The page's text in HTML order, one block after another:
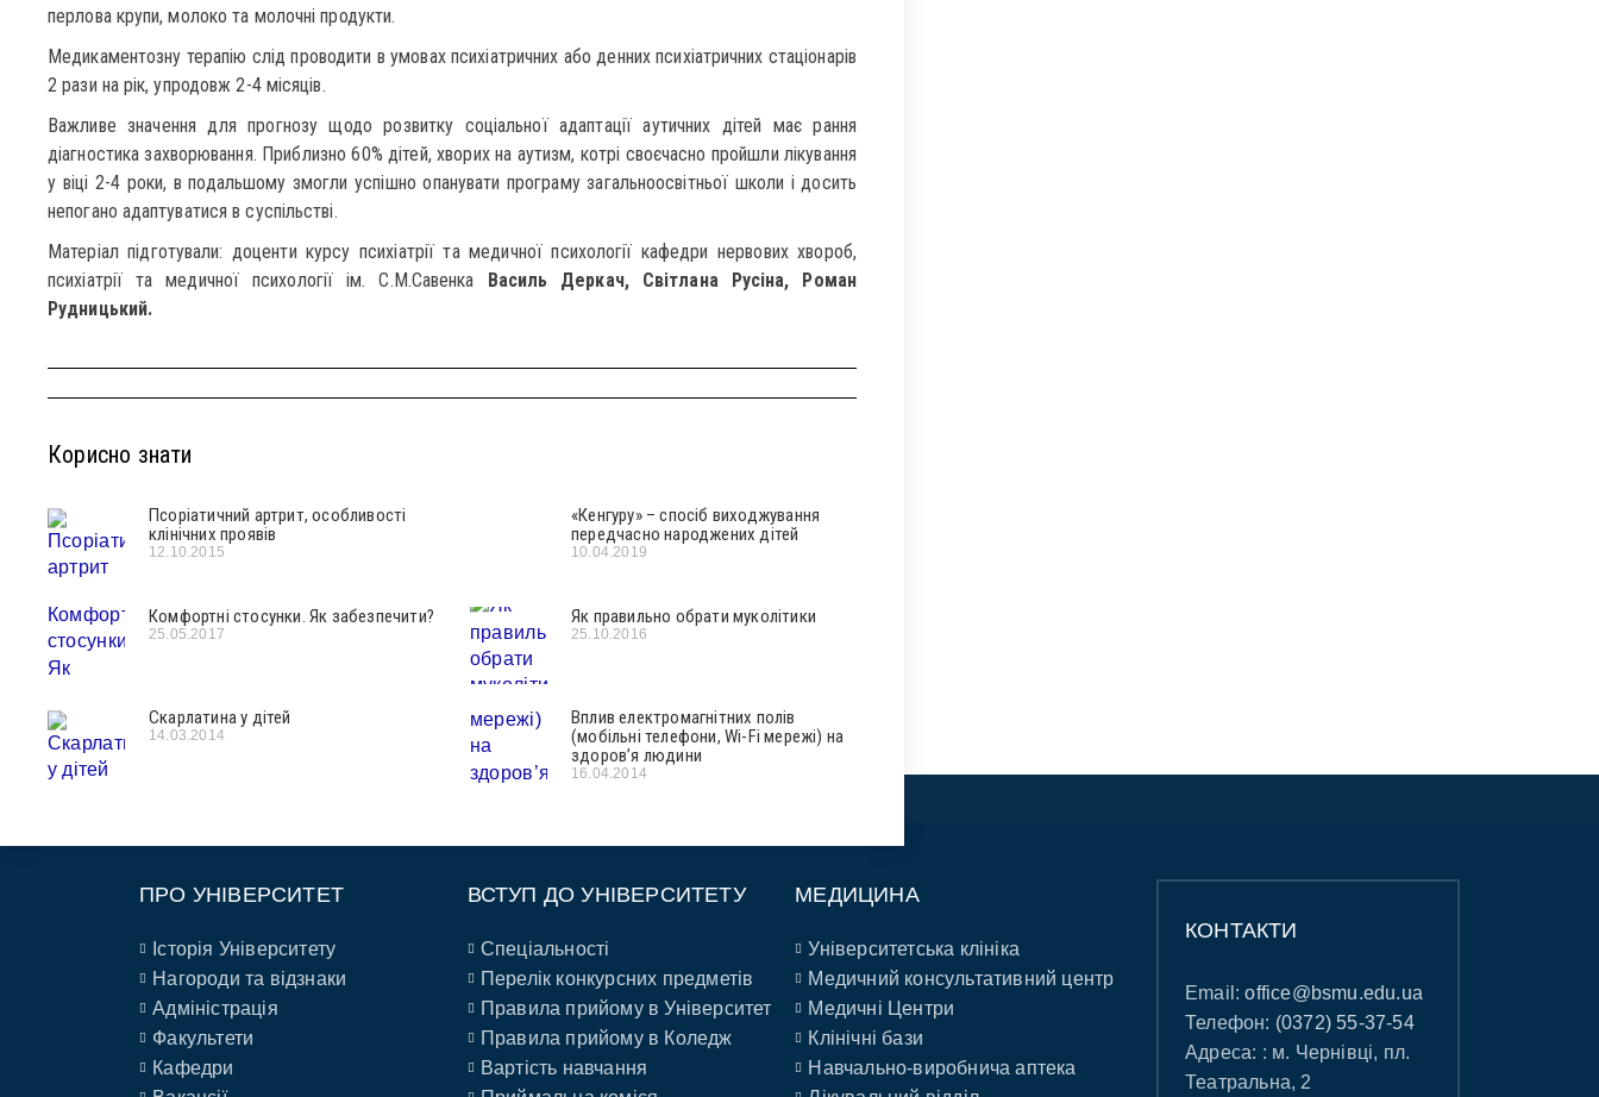
перлова крупи, молоко та молочні продукти.
Медикаментозну терапію слід проводити в умовах психіатричних або денних психіатричних стаціонарів
2 рази на рік, упродовж 2-4 місяців.
Важливе значення для прогнозу щодо розвитку соціальної адаптації аутичних дітей має рання
діагностика захворювання. Приблизно 60% дітей, хворих на аутизм, котрі своєчасно пройшли лікування
у віці 2-4 роки, в подальшому змогли успішно опанувати програму загальноосвітньої школи і досить
непогано адаптуватися в суспільстві.
Матеріал підготували: доценти курсу психіатрії та медичної психології кафедри нервових хвороб,
психіатрії та медичної психології ім. С.М.Савенка Василь Деркач, Світлана Русіна, Роман
Рудницький.
Корисно знати
Псоріатичний артрит, особливості
клінічних проявів
12.10.2015
«Кенгуру» – спосіб виходжування
передчасно народжених дітей
10.04.2019
Комфортні стосунки. Як забезпечити?
25.05.2017
Як правильно обрати муколітики
25.10.2016
Скарлатина у дітей
14.03.2014
Вплив електромагнітних полів
(мобільні телефони, Wi-Fi мережі) на
здоров’я людини
16.04.2014
ПРО УНІВЕРСИТЕТ
Історія Університету
Нагороди та відзнаки
Адміністрація
Факультети
Кафедри
ВСТУП ДО УНІВЕРСИТЕТУ
Спеціальності
Перелік конкурсних предметів
Правила прийому в Університет
Правила прийому в Коледж
Вартість навчання
МЕДИЦИНА
Університетська клініка
Медичний консультативний центр
Медичні Центри
Клінічні бази
Навчально-виробнича аптека
КОНТАКТИ
Email:office@bsmu.edu.ua
Телефон: (0372) 55-37-54
Адреса: : м. Чернівці, пл.
Театральна, 2